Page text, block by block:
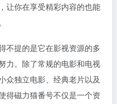
让你在享受精彩内容的也能
不提的是它在影视资源的多
力。除了常规的电影和电视
众独立电影、经典老片以及
得磁力猫番号不仅是一个资